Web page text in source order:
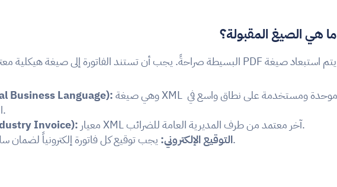
ما هي الصيغ المقبولة؟
يتم استبعاد صيغة PDF البسيطة صراحةً. يجب أن تستند الفاتورة إلى صيغة هيكلية معترف بها دولياً:
Business Language):
التبادلات التجارية.
Invoice):
معيار XML آخر معتمد من طرف المديرية العامة للضرائب.
التوقيع الإلكتروني: يجب توقيع كل فاتورة إلكترونياً لضمان سلامتها وموثوقيتها.